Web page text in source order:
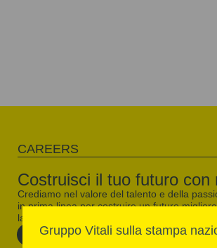
CAREERS
Costruisci il tuo futuro con
Crediamo nel valore del talento e della
in prima linea per costruire un futuro
la differenza con noi.
Gruppo Vitali sulla stampa